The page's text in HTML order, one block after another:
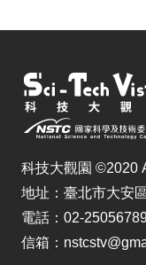
科技大觀園 ©2020
地址：臺北市大安
電話：02-
信箱：